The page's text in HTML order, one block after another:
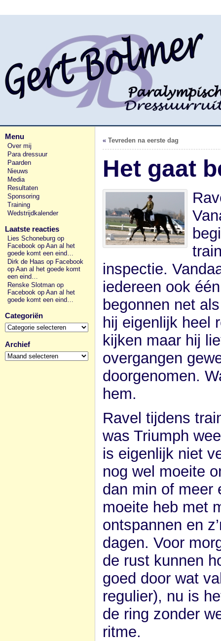
Menu
Over mij
Para dressuur
Paarden
Nieuws
Media
Resultaten
Sponsoring
Training
Wedstrijdkalender
Laatste reacties
Lies Schoneburg op
Facebook op Aan al het
goede komt een eind…
Dirk de Haas op Facebook
op Aan al het goede komt
een eind…
Renske Slotman op
Facebook op Aan al het
goede komt een eind…
Categoriën
Categoriën
Archief
Archief
« Tevreden na eerste dag
Het gaat
inspectie.
iedereen ook
begonnen net
hij eigenlijk heel
kijken maar hij
overgangen
doorgenomen.
hem.
Ravel tijdens
was Triumph
is eigenlijk niet
nog wel moeite
dan min of meer
moeite heb met
ontspannen en
dagen. Voor
de rust kunnen
goed door wat
regulier), nu is
de ring zonder
ritme.